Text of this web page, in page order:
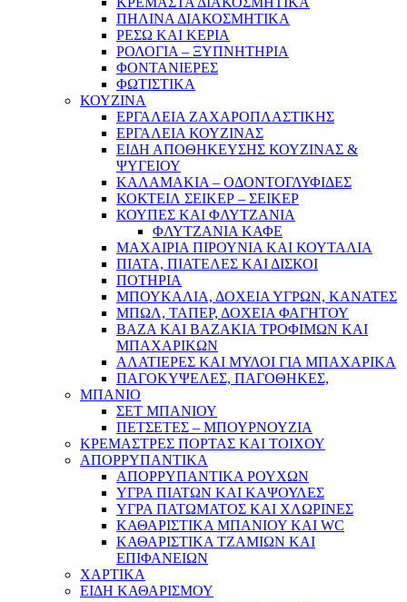
ΠΗΛΙΝΑ ΔΙΑΚΟΣΜΗΤΙΚΑ
ΡΕΣΩ ΚΑΙ ΚΕΡΙΑ
ΡΟΛΟΓΙΑ – ΞΥΠΝΗΤΗΡΙΑ
ΦΟΝΤΑΝΙΕΡΕΣ
ΦΩΤΙΣΤΙΚΑ
ΚΟΥΖΙΝΑ
ΕΡΓΑΛΕΙΑ ΖΑΧΑΡΟΠΛΑΣΤΙΚΗΣ
ΕΡΓΑΛΕΙΑ ΚΟΥΖΙΝΑΣ
ΕΙΔΗ ΑΠΟΘΗΚΕΥΣΗΣ ΚΟΥΖΙΝΑΣ &
ΨΥΓΕΙΟΥ
ΚΑΛΑΜΑΚΙΑ – ΟΔΟΝΤΟΓΛΥΦΙΔΕΣ
ΚΟΚΤΕΙΛ ΣΕΙΚΕΡ – ΣΕΙΚΕΡ
ΚΟΥΠΕΣ ΚΑΙ ΦΛΥΤΖΑΝΙΑ
ΦΛΥΤΖΑΝΙΑ ΚΑΦΕ
ΜΑΧΑΙΡΙΑ ΠΙΡΟΥΝΙΑ ΚΑΙ ΚΟΥΤΑΛΙΑ
ΠΙΑΤΑ, ΠΙΑΤΕΛΕΣ ΚΑΙ ΔΙΣΚΟΙ
ΠΟΤΗΡΙΑ
ΜΠΟΥΚΑΛΙΑ, ΔΟΧΕΙΑ ΥΓΡΩΝ, ΚΑΝΑΤΕΣ
ΜΠΩΛ, ΤΑΠΕΡ, ΔΟΧΕΙΑ ΦΑΓΗΤΟΥ
ΒΑΖΑ ΚΑΙ ΒΑΖΑΚΙΑ ΤΡΟΦΙΜΩΝ ΚΑΙ
ΜΠΑΧΑΡΙΚΩΝ
ΑΛΑΤΙΕΡΕΣ ΚΑΙ ΜΥΛΟΙ ΓΙΑ ΜΠΑΧΑΡΙΚΑ
ΠΑΓΟΚΥΨΕΛΕΣ, ΠΑΓΟΘΗΚΕΣ,
ΜΠΑΝΙΟ
ΣΕΤ ΜΠΑΝΙΟΥ
ΠΕΤΣΕΤΕΣ – ΜΠΟΥΡΝΟΥΖΙΑ
ΚΡΕΜΑΣΤΡΕΣ ΠΟΡΤΑΣ ΚΑΙ ΤΟΙΧΟΥ
ΑΠΟΡΡΥΠΑΝΤΙΚΑ
ΑΠΟΡΡΥΠΑΝΤΙΚΑ ΡΟΥΧΩΝ
ΥΓΡΑ ΠΙΑΤΩΝ ΚΑΙ ΚΑΨΟΥΛΕΣ
ΥΓΡΑ ΠΑΤΩΜΑΤΟΣ ΚΑΙ ΧΛΩΡΙΝΕΣ
ΚΑΘΑΡΙΣΤΙΚΑ ΜΠΑΝΙΟΥ ΚΑΙ WC
ΚΑΘΑΡΙΣΤΙΚΑ ΤΖΑΜΙΩΝ ΚΑΙ
ΕΠΙΦΑΝΕΙΩΝ
ΧΑΡΤΙΚΑ
ΕΙΔΗ ΚΑΘΑΡΙΣΜΟΥ